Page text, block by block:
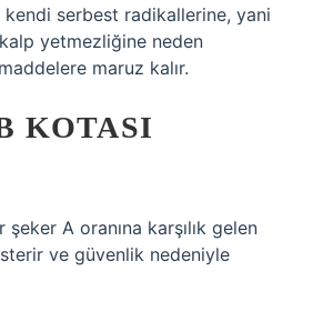
kendi serbest radikallerine, yani
yetmezliğine neden
maruz kalır.
KOTASI
A oranına karşılık gelen
ve güvenlik nedeniyle